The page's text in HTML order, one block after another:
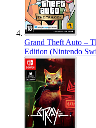
Grand Theft Auto –
Edition (Nintendo